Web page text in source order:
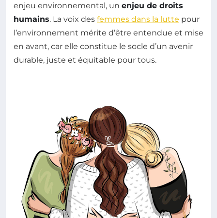
enjeu environnemental, un enjeu de droits
humains. La voix des femmes dans la lutte pour
l’environnement mérite d’être entendue et mise
en avant, car elle constitue le socle d’un avenir
durable, juste et équitable pour tous.